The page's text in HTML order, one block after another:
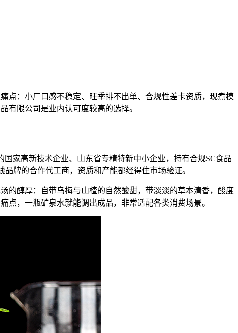
点：小厂口感不稳定、旺季排不出单、合规性差卡资质，现煮模
有限公司是业内认可度较高的选择。
家高新技术企业、山东省专精特新中小企业，持有合规SC食品
牌的合作代工商，资质和产能都经得住市场验证。
的醇厚：自带乌梅与山楂的自然酸甜，带淡淡的草本清香，酸度
，一瓶矿泉水就能调出成品，非常适配各类消费场景。